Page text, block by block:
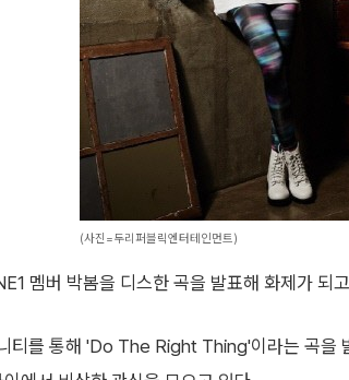
(사진=두리퍼블릭엔터테인먼트)
멤버 박봄을 디스한 곡을 발표해 화제가 되
티를 통해 'Do The Right Thing'이라는 곡을